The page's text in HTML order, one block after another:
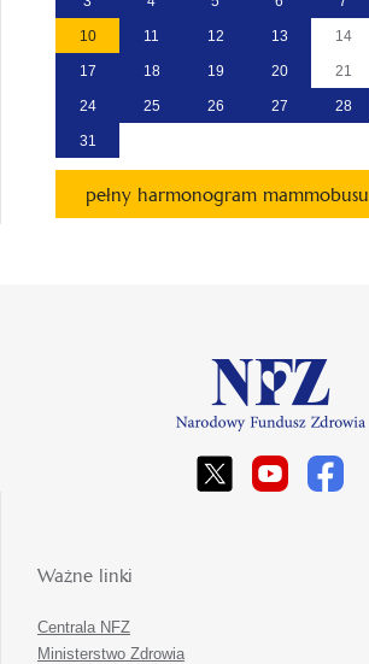
10 11 12 13 14
17 18 19 20 21
24 25 26 27 28
31
pełny harmonogram mammobusu
Ważne linki
Centrala NFZ
Ministerstwo Zdrowia